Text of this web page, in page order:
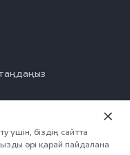
ж. Барлық құқықтар
үшін, біздің сайтта
әрі қарай пайдалана